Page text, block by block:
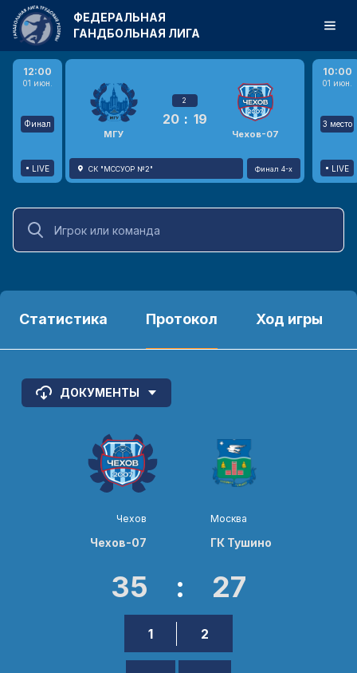
12:00
01 июн.
Финал
LIVE
МГУ
2
20 : 19
Чехов-07
СК "МССУОР №2" Финал 4-х
10:00
01 июн.
3 место
LIVE
ФЕДЕРАЛЬНАЯ
ГАНДБОЛЬНАЯ ЛИГА
Статистика Протокол Ход игры
ДОКУМЕНТЫ
Чехов
Чехов-07
35 : 27
1 2
Москва
ГК Тушино